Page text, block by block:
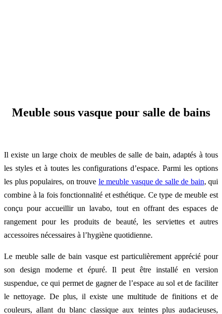
Meuble sous vasque pour salle de bains
Il existe un large choix de meubles de salle de bain, adaptés à tous
les styles et à toutes les configurations d’espace. Parmi les options
les plus populaires, on trouve le meuble vasque de salle de bain, qui
combine à la fois fonctionnalité et esthétique. Ce type de meuble est
conçu pour accueillir un lavabo, tout en offrant des espaces de
rangement pour les produits de beauté, les serviettes et autres
accessoires nécessaires à l’hygiène quotidienne.
Le meuble salle de bain vasque est particulièrement apprécié pour
son design moderne et épuré. Il peut être installé en version
suspendue, ce qui permet de gagner de l’espace au sol et de faciliter
le nettoyage. De plus, il existe une multitude de finitions et de
couleurs, allant du blanc classique aux teintes plus audacieuses,